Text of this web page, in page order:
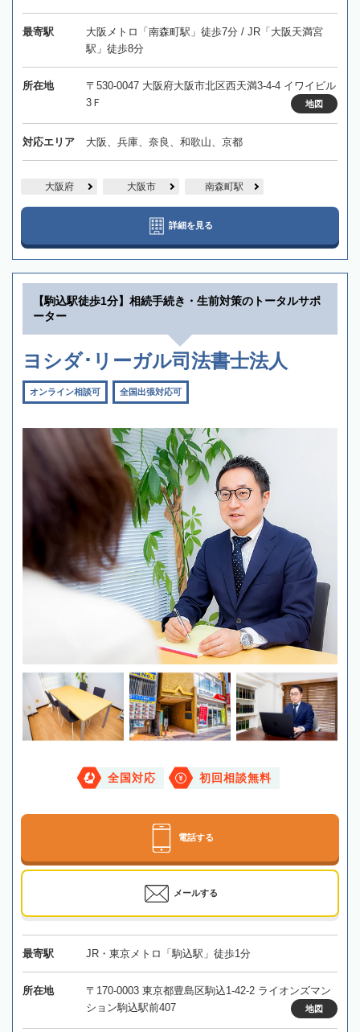
最寄駅
大阪メトロ「南森町駅」徒歩7分 / JR「大阪天満宮
駅」徒歩8分
所在地
〒530-0047 大阪府大阪市北区西天満3-4-4 イワイビル
3Ｆ
地図
対応エリア 大阪、兵庫、奈良、和歌山、京都
大阪府 大阪市 南森町駅
詳細を見る
【駒込駅徒歩1分】相続手続き・生前対策のトータルサポ
ーター
ヨシダ･リーガル司法書士法人
オンライン相談可 全国出張対応可
全国対応 初回相談無料
電話する
メールする
最寄駅 JR・東京メトロ「駒込駅」徒歩1分
所在地
〒170-0003 東京都豊島区駒込1-42-2 ライオンズマン
ション駒込駅前407
地図